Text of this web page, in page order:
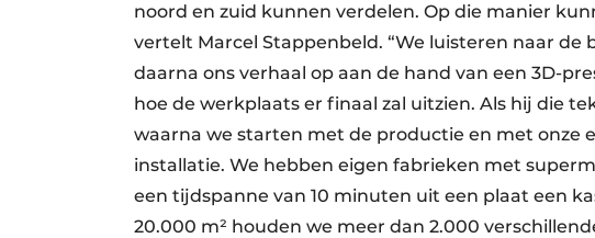
noord en zuid kunnen verdelen. Op die manier
vertelt Marcel Stappenbeld. “We luisteren naar
daarna ons verhaal op aan de hand van een 3D-
hoe de werkplaats er finaal zal uitzien. Als hij die
waarna we starten met de productie en met onze
installatie. We hebben eigen fabrieken met
een tijdspanne van 10 minuten uit een plaat een
20.000 m² houden we meer dan 2.000